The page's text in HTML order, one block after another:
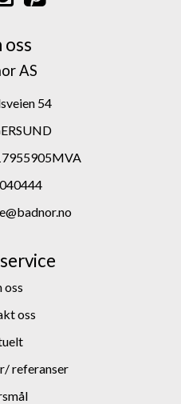
oss
AS
54
oss
oss
referanser